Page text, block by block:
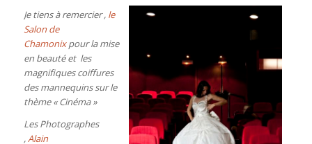
Je tiens à remercier , le
Salon de
Chamonixpour lamise
en beauté et les
magnifiques coiffures
des mannequins sur le
thème « Cinéma »
Les Photographes
,Alain